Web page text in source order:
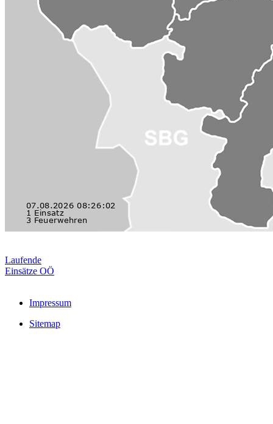
Laufende
Einsätze OÖ
Impressum
Sitemap